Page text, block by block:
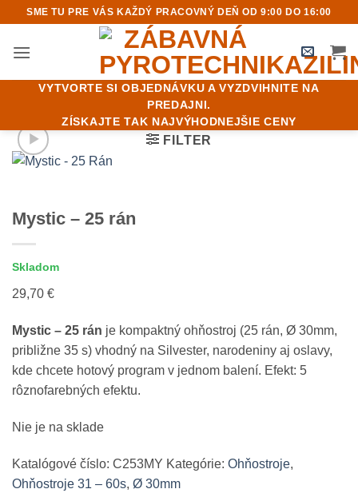
content
SME TU PRE VÁS KAŽDÝ PRACOVNÝ DEŇ OD 9:00 DO 16:00
VYTVORTE SI OBJEDNÁVKU A VYZDVIHNITE NA
PREDAJNI.
ZÍSKAJTE TAK NAJVÝHODNEJŠIE CENY
FILTER
Mystic – 25 rán
Skladom
29,70 €
Mystic – 25 rán je kompaktný ohňostroj (25 rán, Ø 30mm,
približne 35 s) vhodný na Silvester, narodeniny aj oslavy,
kde chcete hotový program v jednom balení. Efekt: 5
rôznofarebných efektu.
Nie je na sklade
Katalógové číslo: C253MY Kategórie: Ohňostroje,
Ohňostroje 31 – 60s, Ø 30mm